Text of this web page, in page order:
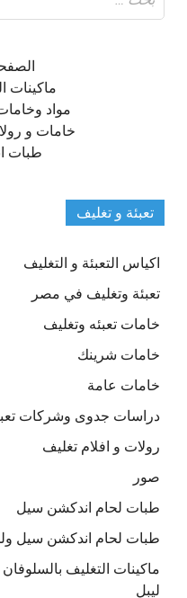
عن:
ماكينات
مواد وخامات
خامات و
طبات
تعبئة و تغليف
اكياس التعبئة و التغليف
تعبئة وتغليف في مصر
خامات تعبئه وتغليف
خامات شرينك
خامات عامة
دراسات جدوى وشركات
رولات و افلام تغليف
صور
طبات لحام اندكشن سيل
طبات لحام اندكشن سيل
ليبل